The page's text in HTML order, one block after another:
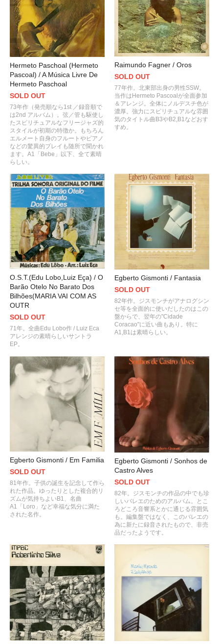
Hermeto Paschoal (Hermeto
Pascoal) / A Música Livre De
Hermeto Paschoal
SOLD OUT
73年作（発売順なら1st ／録音順で
は2nd アルバム）。弦／管も駆使し
たスピリチュアルなフリージャズ的
スタイルが初期の特徴か。もちろん
エルメート自身のフルートやピアノ
などの驚異的プレイも随所で聞かれ
ます。A1「Bebe」以下、全て素晴
らしい。
Raimundo Fagner / Oros
SOLD OUT
77年作。北東部出身の男性SSW。
当作はHermeto Pascoalが全面参加
＆アレンジ。全体にノルデスチ色が
濃厚。強力にスピリチュアルな雰囲
気のタイトル曲B3やB2,B1などおす
すめ。
O.S.T.(Edu Lobo,Luiz Eça) / O
Barão Otelo No Barato Dos
Bilhões(MARIA VAI COM AS
OUTR
SOLD OUT
71年。全曲Edu Lobo作 / Luiz Eca
アレンジの素晴らしいサントラ
EP。
Egberto Gismonti / Fantasia
SOLD OUT
82年作。ジスモンチがアナログシン
セ等を全面的に使いだしたのはこの
盤からで、翌年の"Cidade
Coracao"に近い曲もあり。特に
A1,B1は素晴らしい。
Egberto Gismonti / Em Familia
SOLD OUT
81年作。子供の誕生を記念して作ら
れた作品。ゆったりとした複合的リ
ズムが気持ちよいB1、名曲
A1「Loro」など幸福な気分に満た
された名作。
Egberto Gismonti / Sonhos de
Castro Alves
SOLD OUT
82年。ジスモンチの作品の中でも珍
しいバレエのためのアルバム。とこ
ろどころ音響系とかに通じる雰囲気
も。編集盤ではなく、このバレエの
為に新たに録音されたもので、非売
品だったようです。